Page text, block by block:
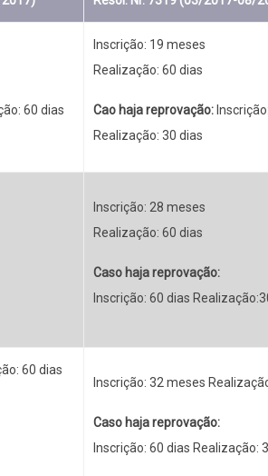
60 dias
Inscrição: 19 meses
Realização: 60 dias
Cao haja reprovação:
Realização: 30 dias
Inscrição: 28 meses
Realização: 60 dias
Caso haja reprovação:
Inscrição: 60 dias
60 dias
Inscrição: 32 meses
Caso haja reprovação:
Inscrição: 60 dias Realização: